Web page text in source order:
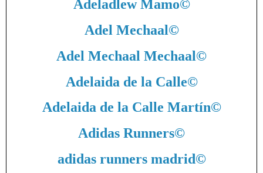
Adeladlew Mamo©
Adel Mechaal©
Adel Mechaal Mechaal©
Adelaida de la Calle©
Adelaida de la Calle Martín©
Adidas Runners©
adidas runners madrid©